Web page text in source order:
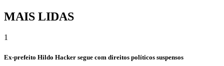
MAIS LIDAS
1
Ex-prefeito Hildo Hacker segue com direitos políticos suspensos